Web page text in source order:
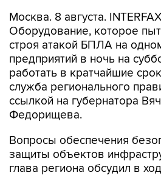
Москва. 8 августа.
Оборудование, которое
строя атакой БПЛА на
предприятий в ночь на
работать в кратчайшие
служба регионального
ссылкой на губернатора
Федорищева.
Вопросы обеспечения
защиты объектов
глава региона обсудил в